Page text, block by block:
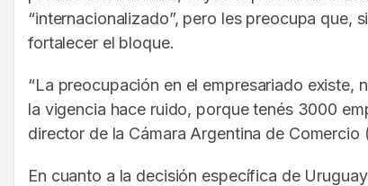
“internacionalizado”, pero les preocupa que,
fortalecer el bloque.
“La preocupación en el empresariado
la vigencia hace ruido, porque tenés 3000
director de la Cámara Argentina de Comercio
En cuanto a la decisión específica de